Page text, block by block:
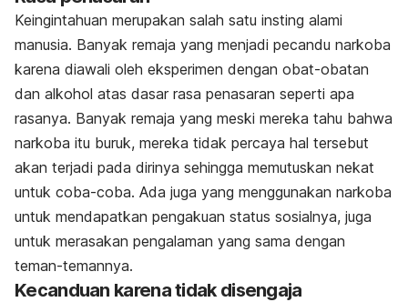
Keingintahuan merupakan salah satu insting alami
manusia. Banyak remaja yang menjadi pecandu narkoba
karena diawali oleh eksperimen dengan obat-obatan
dan alkohol atas dasar rasa penasaran seperti apa
rasanya. Banyak remaja yang meski mereka tahu bahwa
narkoba itu buruk, mereka tidak percaya hal tersebut
akan terjadi pada dirinya sehingga memutuskan nekat
untuk coba-coba. Ada juga yang menggunakan narkoba
untuk mendapatkan pengakuan status sosialnya, juga
untuk merasakan pengalaman yang sama dengan
teman-temannya.
Kecanduan karena tidak disengaja